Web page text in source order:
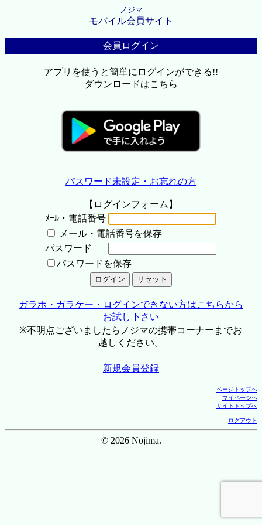
ノジマ
モバイル会員サイト
会員ログイン
アプリを使うと簡単にログインができる!!
ダウンロードはこちら
パスワード未設定・お忘れの方
【ログインフォーム】
ﾒｰﾙ・電話番号
メール・電話番号を保存
パスワード
パスワードを保存
ガラホ・ガラケー・ログインできない方はこちらから
お試し下さい
※不明点ございましたらノジマの携帯コーナーまでお
越しください。
新規会員登録
ページトップへ
マイページへ
サイトトップへ
ログアウト
© 2026 Nojima.